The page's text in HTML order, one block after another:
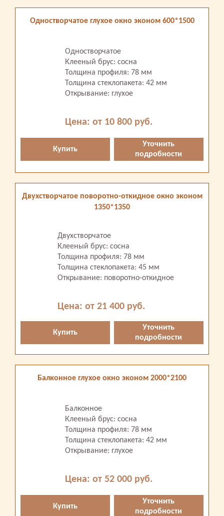
Одностворчатое глухое окно эконом 600*1500
Одностворчатое
Клееный брус: сосна
Толщина профиля: 78 мм
Толщина стеклопакета: 42 мм
Открывание: глухое
Цена: от 10 800 руб.
Купить
Уточнить
подробности
Двухстворчатое поворотно-откидное окно эконом
1350*1350
Двухстворчатое
Клееный брус: сосна
Толщина профиля: 78 мм
Толщина стеклопакета: 45 мм
Открывание: поворотно-откидное
Цена: от 21 400 руб.
Купить
Уточнить
подробности
Балконное глухое окно эконом 2000*2100
Балконное
Клееный брус: сосна
Толщина профиля: 78 мм
Толщина стеклопакета: 42 мм
Открывание: глухое
Цена: от 52 000 руб.
Купить
Уточнить
подробности